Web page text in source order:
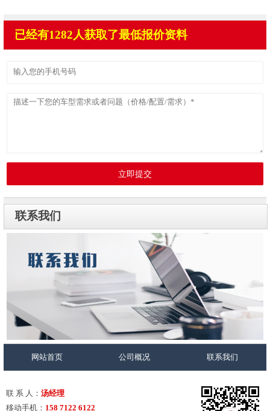
已经有1282人获取了最低报价资料
立即提交
联系我们
网站首页 公司概况 联系我们
联 系 人： 汤经理
移动手机： 158 7122 6122